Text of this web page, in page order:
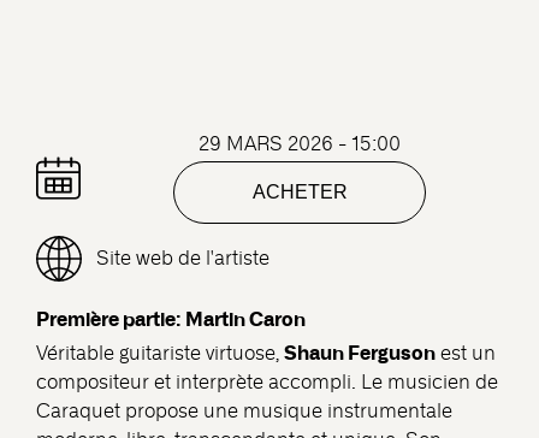
29 MARS 2026 - 15:00
ACHETER
Site web de l'artiste
Première partie: Martin Caron
Véritable guitariste virtuose, Shaun Ferguson est un
compositeur et interprète accompli. Le musicien de
Caraquet propose une musique instrumentale